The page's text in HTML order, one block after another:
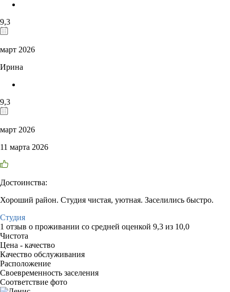
9,3
март 2026
Ирина
9,3
март 2026
11 марта 2026
Достоинства:
Хороший район. Студия чистая, уютная. Заселились быстро.
Студия
1 отзыв о проживании со средней оценкой 9,3 из 10,0
Чистота
Цена - качество
Качество обслуживания
Расположение
Своевременность заселения
Соответствие фото